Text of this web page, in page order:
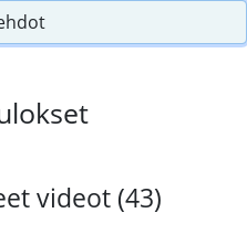
videot (43)